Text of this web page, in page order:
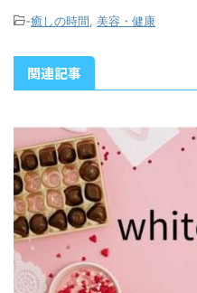
-癒しの時間 美容・健康
関連記事